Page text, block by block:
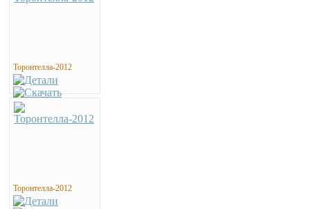
Торонтелла-2012
Торонтелла-2012